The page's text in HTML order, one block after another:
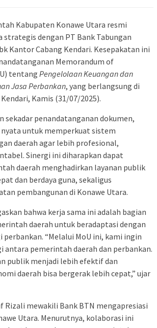
Kabupaten Konawe Utara resmi
strategis dengan PT Bank Tabungan
Kantor Cabang Kendari. Kesepakatan ini
Memorandum of
tentang Pengelolaan Keuangan dan
Jasa Perbankan, yang berlangsung di
Kamis (31/07/2025).
sekadar penandatanganan dokumen,
untuk memperkuat sistem
daerah agar lebih profesional,
Sinergi ini diharapkan dapat
daerah menghadirkan layanan publik
dan berdaya guna, sekaligus
pembangunan di Konawe Utara.
bahwa kerja sama ini adalah bagian
daerah untuk beradaptasi dengan
“Melalui MoU ini, kami ingin
antara pemerintah daerah dan perbankan.
publik menjadi lebih efektif dan
daerah bisa bergerak lebih cepat,” ujar
Rizali mewakili Bank BTN mengapresiasi
Utara. Menurutnya, kolaborasi ini